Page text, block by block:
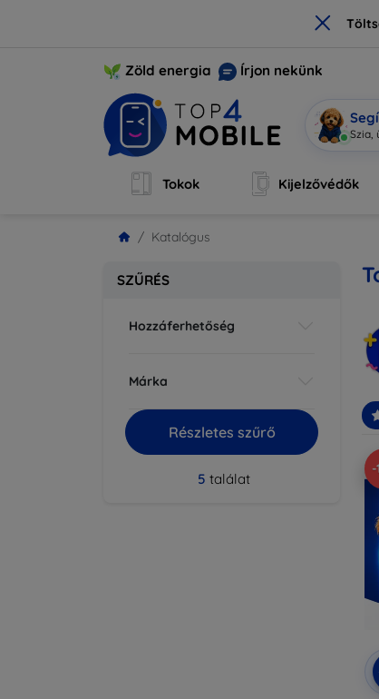
×
Zöld energia Írjon nekünk
Mo|
Tokok Kijelzővédők
Katalógus
SZŰRÉS
Hozzáferhetőség
Márka
Részletes szűrő
5 találat
-